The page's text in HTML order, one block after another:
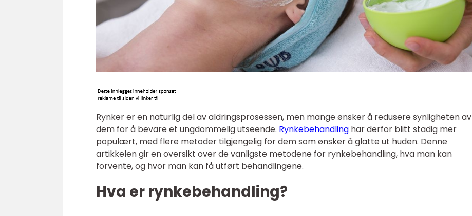
Rynker er en naturlig del av aldringsprosessen, men mange ønsker å redusere synligheten av
dem for å bevare et ungdommelig utseende. Rynkebehandling har derfor blitt stadig mer
populært, med flere metoder tilgjengelig for dem som ønsker å glatte ut huden. Denne
artikkelen gir en oversikt over de vanligste metodene for rynkebehandling, hva man kan
forvente, og hvor man kan få utført behandlingene.
Hva er rynkebehandling?